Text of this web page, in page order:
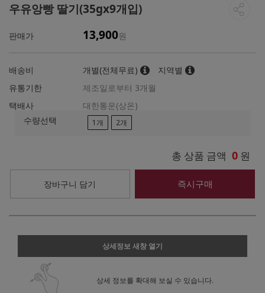
우유앙빵 딸기(35gx9개입)
판매가 13,900원
배송비 개별(전체무료)
지역별
유통기한
제조일로부터 3개월
택배사
대한통운(상온)
수량선택
1개 2개
총 상품 금액 0 원
장바구니 담기 즉시구매
상세정보 새창 열기
상세 정보를 확대해 보실 수 있습니다.